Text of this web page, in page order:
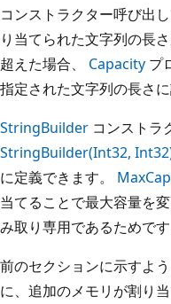
コンストラクター呼び出
り当てられた文字列の長
超えた場合、 Capacity プ
指定された文字列の長さに
StringBuilder コンストラ
StringBuilder(Int32,
に定義できます。
当てることで最大容量を
み取り専用であるためです
前のセクションに示すよ
に、追加のメモリが割り当